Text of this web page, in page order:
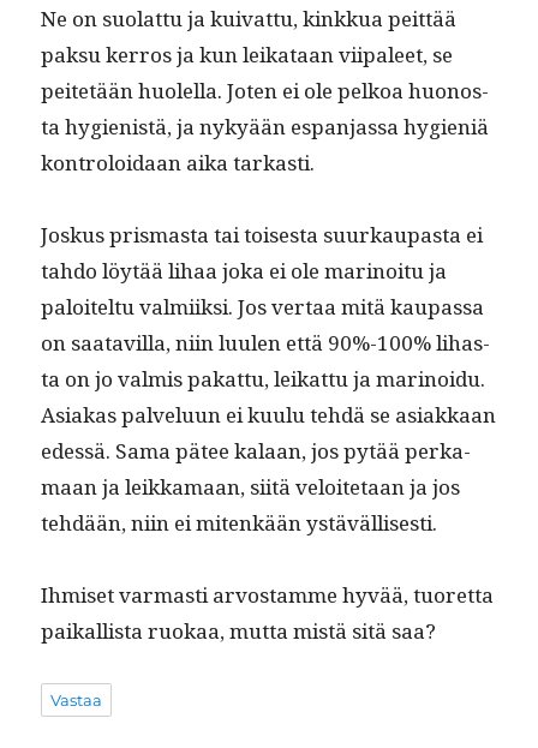
Ne on suo­lat­tu ja kui­v­at­tu, kinkkua peit­tää
pak­su ker­ros ja kun leikataan viipaleet, se
peit­etään huolel­la. Joten ei ole pelkoa huonos­
ta hygien­istä, ja nykyään espan­jas­sa hygien­iä
kon­troloidaan aika tarkasti.
Joskus pris­mas­ta tai tois­es­ta suurkau­pas­ta ei
tah­do löytää lihaa joka ei ole mari­noitu ja
paloitel­tu valmi­ik­si. Jos ver­taa mitä kau­pas­sa
on saatavil­la, niin luulen että 90%-100% lihas­
ta on jo valmis pakat­tu, leikat­tu ja mari­noidu.
Asi­akas palvelu­un ei kuu­lu tehdä se asi­akkaan
edessä. Sama pätee kalaan, jos pytää perka­
maan ja leikka­maan, siitä veloite­taan ja jos
tehdään, niin ei mitenkään ystävällisesti.
Ihmiset var­masti arvostamme hyvää, tuoret­ta
paikallista ruokaa, mut­ta mis­tä sitä saa?
Vastaa